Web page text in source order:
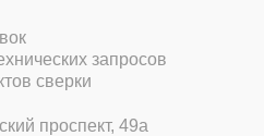
запросов
сверки
проспект, 49а